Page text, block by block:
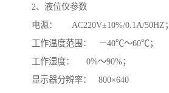
2、液位仪参数
电源： AC220V±10%/0.1A/50HZ；
工作温度范围： －40℃～60℃；
工作湿度： 0%～90%；
显示器分辨率： 800×640